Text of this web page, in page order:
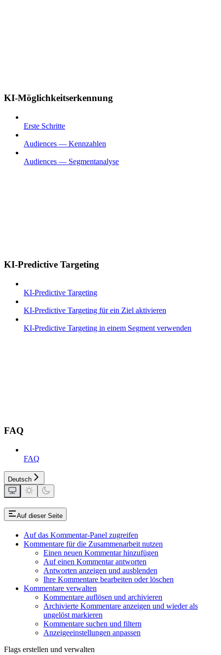
KI-Möglichkeitserkennung
Erste Schritte
Audiences — Kennzahlen
Audiences — Segmentanalyse
KI-Predictive Targeting
KI-Predictive Targeting
KI-Predictive Targeting für ein Ziel aktivieren
KI-Predictive Targeting in einem Segment verwenden
FAQ
FAQ
Deutsch
Auf dieser Seite
Auf das Kommentar-Panel zugreifen
Kommentare für die Zusammenarbeit nutzen
Einen neuen Kommentar hinzufügen
Auf einen Kommentar antworten
Antworten anzeigen und ausblenden
Ihre Kommentare bearbeiten oder löschen
Kommentare verwalten
Kommentare auflösen und archivieren
Archivierte Kommentare anzeigen und wieder als
ungelöst markieren
Kommentare suchen und filtern
Anzeigeeinstellungen anpassen
Flags erstellen und verwalten